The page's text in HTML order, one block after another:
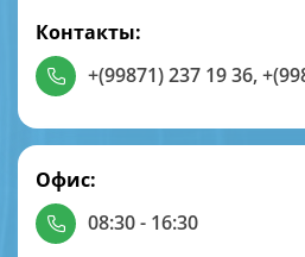
Контакты:
+(99871) 237 19 36,
Офис:
08:30 - 16:30